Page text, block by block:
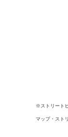
※ストリート
マップ・スト